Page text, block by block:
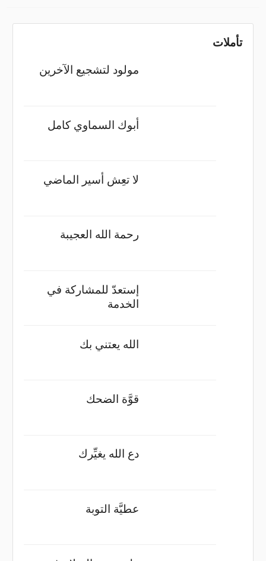
تأملات
مولود لتشجيع الآخرين
أبوك السماوي كامل
لا تعِش أسير الماضي
رحمة الله العجيبة
إستعدّ للمشاركة في
الخدمة
الله يعتني بك
قوَّة الضحك
دع الله يغيِّرك
عطيَّة التوبة